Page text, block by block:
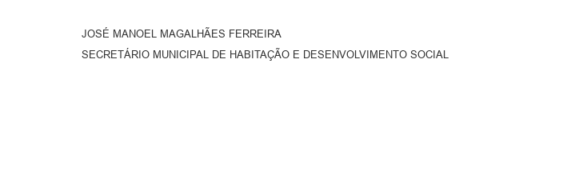
JOSÉ MANOEL MAGALHÃES FERREIRA
SECRETÁRIO MUNICIPAL DE HABITAÇÃO E DESENVOLVIMENTO SOCIAL